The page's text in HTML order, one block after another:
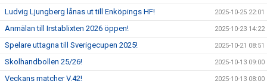
Ludvig Ljungberg lånas ut till Enköpings HF! 2025-10-25 22:01
Anmälan till Irstablixten 2026 öppen! 2025-10-23 14:22
Spelare uttagna till Sverigecupen 2025! 2025-10-21 08:51
Skolhandbollen 25/26! 2025-10-13 09:00
Veckans matcher V.42! 2025-10-13 08:00